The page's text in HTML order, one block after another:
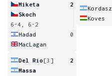
Miketa
2
Skoch
6-4, 6-2
Hadad
0
MacLagan
Del Rio [3]
2
Massa
Kordasz
Koves